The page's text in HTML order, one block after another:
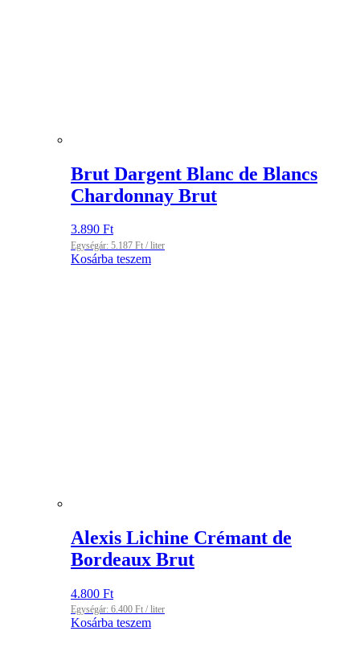
Brut Dargent Blanc de Blancs
Chardonnay Brut
3.890 Ft
Egységár: 5.187 Ft / liter
Kosárba teszem
Alexis Lichine Crémant de
Bordeaux Brut
4.800 Ft
Egységár: 6.400 Ft / liter
Kosárba teszem